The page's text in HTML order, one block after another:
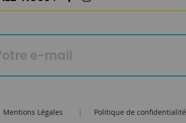
Mentions Légales | Politique de confidentialité